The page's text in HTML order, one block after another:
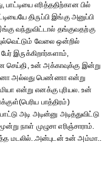
பாட்டியை எரித்ததிற்கான பில்
திருப்பி இங்கு அனுப்பி
இங்கு வந்துவிட்டால் தங்குவதற்கு
வேலை ஒன்றில்
இருக்கிறார்களாம்,
செய்தி, உன் அக்காவுக்கு இன்று
அல்லது பெண்ணா என்று
என்று எனக்கு புரியல. உன்
பாத்திரம்)
அடி அடின்னு அடித்துவிட்டு
நாள் முழுசா எரிஞ்சாராம்.
மடலில்..அன்புடன் உன் அம்மா..